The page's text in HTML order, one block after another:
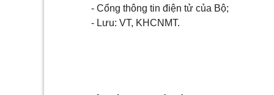
- Cổng thông tin điện tử của Bộ;
- Lưu: VT, KHCNMT.